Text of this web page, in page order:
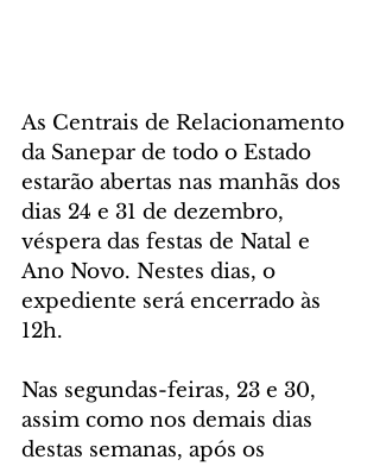
As Centrais de Relacionamento
da Sanepar de todo o Estado
estarão abertas nas manhãs dos
dias 24 e 31 de dezembro,
véspera das festas de Natal e
Ano Novo. Nestes dias, o
expediente será encerrado às
12h.
Nas segundas-feiras, 23 e 30,
assim como nos demais dias
destas semanas, após os